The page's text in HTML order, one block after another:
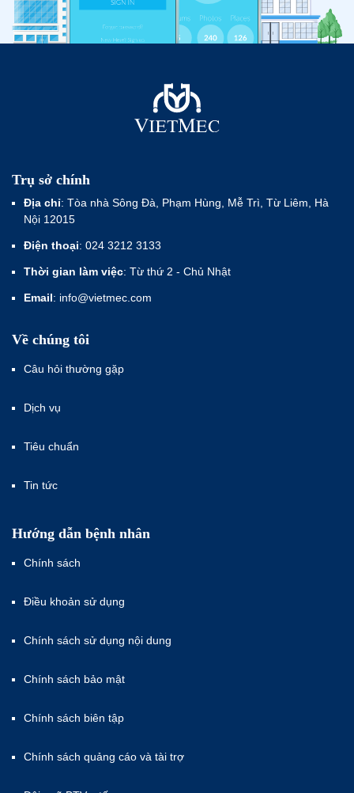
Trụ sở chính
Địa chỉ: Tòa nhà Sông Đà, Phạm Hùng, Mễ Trì, Từ Liêm, Hà
Nội 12015
Điện thoại: 024 3212 3133
Thời gian làm việc: Từ thứ 2 - Chủ Nhật
Email: info@vietmec.com
Về chúng tôi
Câu hỏi thường gặp
Dịch vụ
Tiêu chuẩn
Tin tức
Hướng dẫn bệnh nhân
Chính sách
Điều khoản sử dụng
Chính sách sử dụng nội dung
Chính sách bảo mật
Chính sách biên tập
Chính sách quảng cáo và tài trợ